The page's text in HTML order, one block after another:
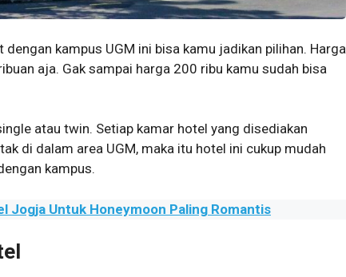
kampus UGM ini bisa kamu jadikan pilihan. Harga
aja. Gak sampai harga 200 ribu kamu sudah bisa
atau twin. Setiap kamar hotel yang disediakan
di dalam area UGM, maka itu hotel ini cukup mudah
kampus.
Jogja Untuk Honeymoon Paling Romantis